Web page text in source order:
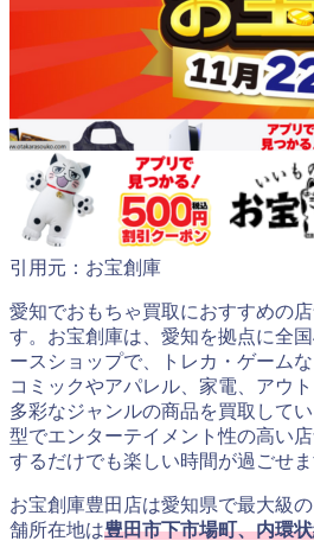
引用元：お宝創庫
愛知でおもちゃ買取におすすめの
す。お宝創庫は、愛知を拠点に全
ースショップで、トレカ・ゲーム
コミックやアパレル、家電、アウ
多彩なジャンルの商品を買取して
型でエンターテイメント性の高い
するだけでも楽しい時間が過ごせま
お宝創庫豊田店は愛知県で最大級
舗所在地は豊田市下市場町、内環